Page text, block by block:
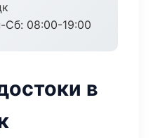
Сб: 08:00-19:00
в